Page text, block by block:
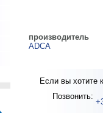
производитель
ADCA
Если вы хотите
Позвонить: